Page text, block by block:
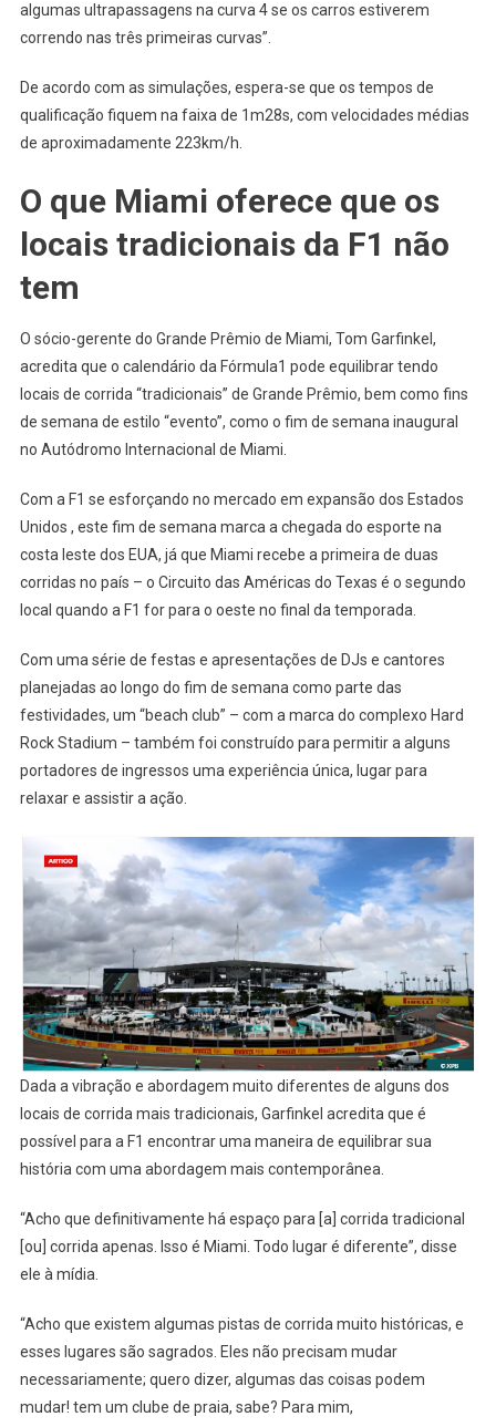
algumas ultrapassagens na curva 4 se os carros estiverem
correndo nas três primeiras curvas”.
De acordo com as simulações, espera-se que os tempos de
qualificação fiquem na faixa de 1m28s, com velocidades médias
de aproximadamente 223km/h.
O que Miami oferece que os
locais tradicionais da F1 não
tem
O sócio-gerente do Grande Prêmio de Miami, Tom Garfinkel,
acredita que o calendário da Fórmula1 pode equilibrar tendo
locais de corrida “tradicionais” de Grande Prêmio, bem como fins
de semana de estilo “evento”, como o fim de semana inaugural
no Autódromo Internacional de Miami.
Com a F1 se esforçando no mercado em expansão dos Estados
Unidos , este fim de semana marca a chegada do esporte na
costa leste dos EUA, já que Miami recebe a primeira de duas
corridas no país – o Circuito das Américas do Texas é o segundo
local quando a F1 for para o oeste no final da temporada.
Com uma série de festas e apresentações de DJs e cantores
planejadas ao longo do fim de semana como parte das
festividades, um “beach club” – com a marca do complexo Hard
Rock Stadium – também foi construído para permitir a alguns
portadores de ingressos uma experiência única, lugar para
relaxar e assistir a ação.
Dada a vibração e abordagem muito diferentes de alguns dos
locais de corrida mais tradicionais, Garfinkel acredita que é
possível para a F1 encontrar uma maneira de equilibrar sua
história com uma abordagem mais contemporânea.
“Acho que definitivamente há espaço para [a] corrida tradicional
[ou] corrida apenas. Isso é Miami. Todo lugar é diferente”, disse
ele à mídia.
“Acho que existem algumas pistas de corrida muito históricas, e
esses lugares são sagrados. Eles não precisam mudar
necessariamente; quero dizer, algumas das coisas podem
mudar! tem um clube de praia, sabe? Para mim,